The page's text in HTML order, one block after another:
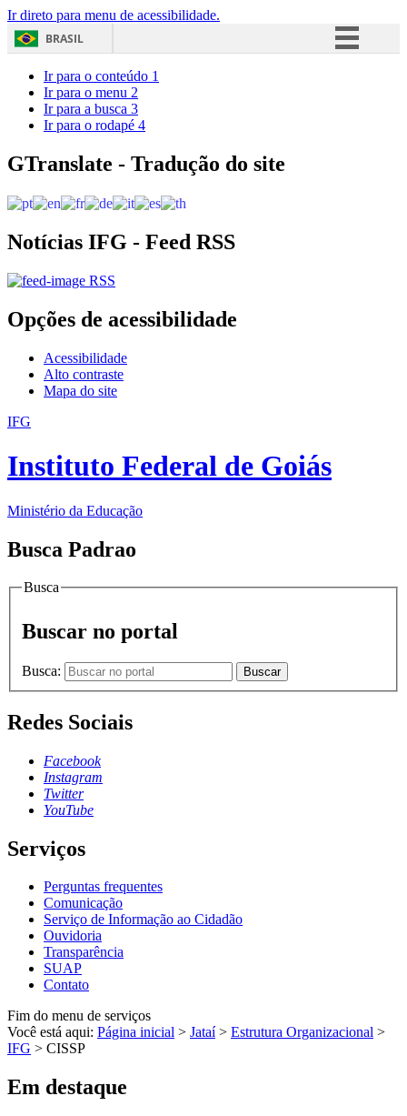
Ir direto para menu de acessibilidade.
BRASIL
Acesso à informação
Ir para o conteúdo 1
Ir para o menu 2
Ir para a busca 3
Ir para o rodapé 4
GTranslate - Tradução do site
Notícias IFG - Feed RSS
RSS
Opções de acessibilidade
Acessibilidade
Alto contraste
Mapa do site
IFG
Instituto Federal de Goiás
Ministério da Educação
Busca Padrao
Busca
Buscar no portal
Busca: Buscar
Redes Sociais
Facebook
Instagram
Twitter
YouTube
Serviços
Perguntas frequentes
Comunicação
Serviço de Informação ao Cidadão
Ouvidoria
Transparência
SUAP
Contato
Fim do menu de serviços
Você está aqui: Página inicial > Jataí > Estrutura Organizacional >
IFG > CISSP
Em destaque